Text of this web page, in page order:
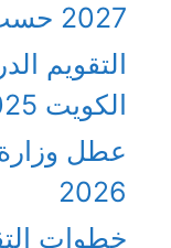
2027 حسب وزارة التربية
التقويم
الكويت 2026/2025
عطل وزارة
2026
خطوات